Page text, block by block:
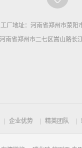
工厂地址：河南省郑州市荥阳
南省郑州市二七区嵩山路长
企业优势 精英团队